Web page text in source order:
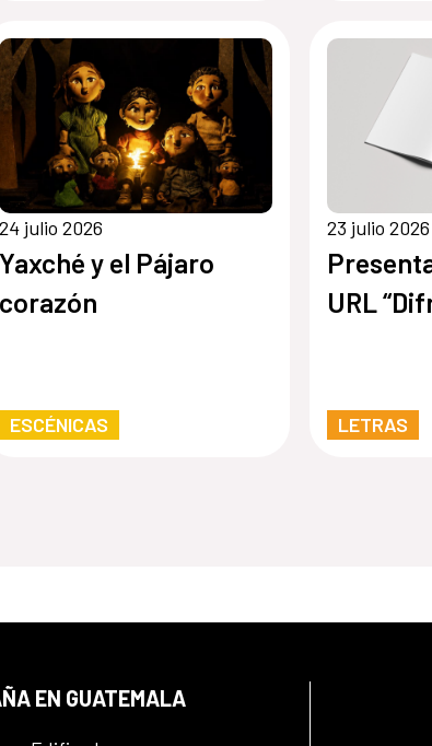
24 julio 2026
Yaxché y el Pájaro
corazón
ESCÉNICAS
23 julio 2026
URL
LETRAS
EN GUATEMALA